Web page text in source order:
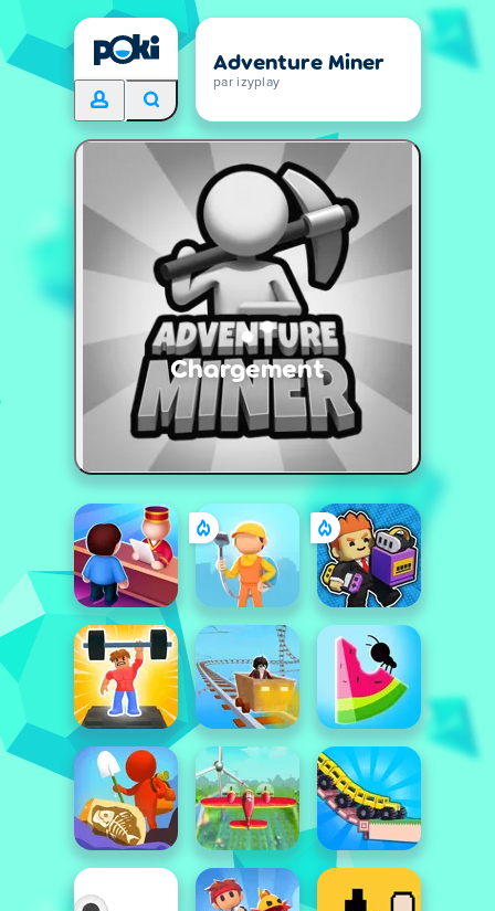
Adventure Miner
par izyplay
Chargement